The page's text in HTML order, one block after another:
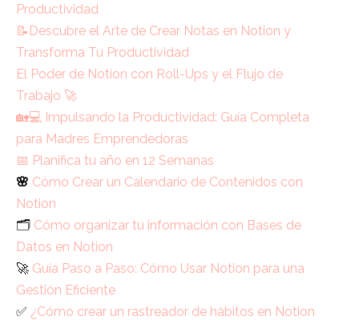
Productividad
📝Descubre el Arte de Crear Notas en Notion y
Transforma Tu Productividad
El Poder de Notion con Roll-Ups y el Flujo de
Trabajo 🚀
🏡💻 Impulsando la Productividad: Guía Completa
para Madres Emprendedoras
📅 Planifica tu año en 12 Semanas
🌸 Cómo Crear un Calendario de Contenidos con
Notion
🗂️ Cómo organizar tu información con Bases de
Datos en Notion
🚀 Guía Paso a Paso: Cómo Usar Notion para una
Gestión Eficiente
✅ ¿Cómo crear un rastreador de hábitos en Notion